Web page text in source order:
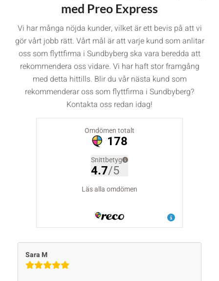
med Preo Express
Vi har många nöjda kunder, vilket är ett bevis på att vi
gör vårt jobb rätt. Vårt mål är att varje kund som anlitar
oss som flyttfirma i Sundbyberg ska vara beredda att
rekommendera oss vidare. Vi har haft stor framgång
med detta hittills. Blir du vår nästa kund som
rekommenderar oss som flyttfirma i Sundbyberg?
Kontakta oss redan idag!
Sara M